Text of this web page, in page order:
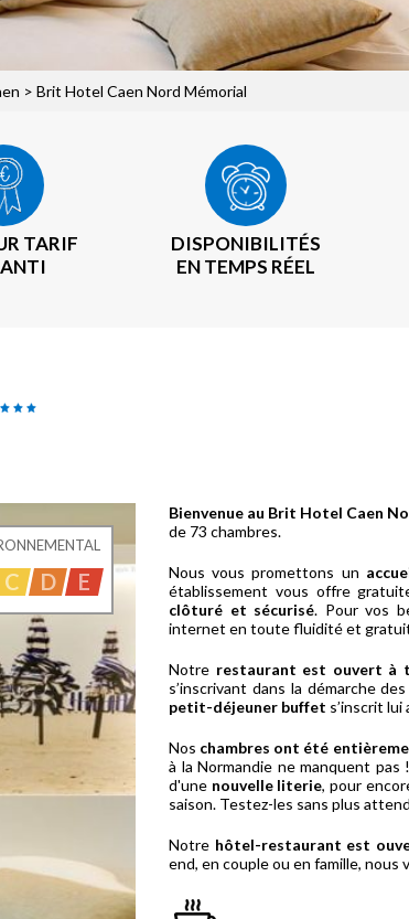
> Brit Hotel Caen Nord Mémorial
TARIF
DISPONIBILITÉS
EN TEMPS RÉEL
C D E
Bienvenue au Brit Hotel Caen
de 73 chambres.
Nous vous promettons un
établissement vous offre
clôturé et sécurisé. Pour vos
internet en toute fluidité et
Notre restaurant est ouvert à
s’inscrivant dans la démarche des
petit-déjeuner buffet s’inscrit lui
Nos chambres ont été
à la Normandie ne manquent
d'une nouvelle literie, pour
saison. Testez-les sans plus
Notre hôtel-restaurant est
end, en couple ou en famille,